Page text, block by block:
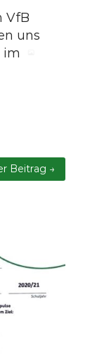
VfB
uns
im
Beitrag →